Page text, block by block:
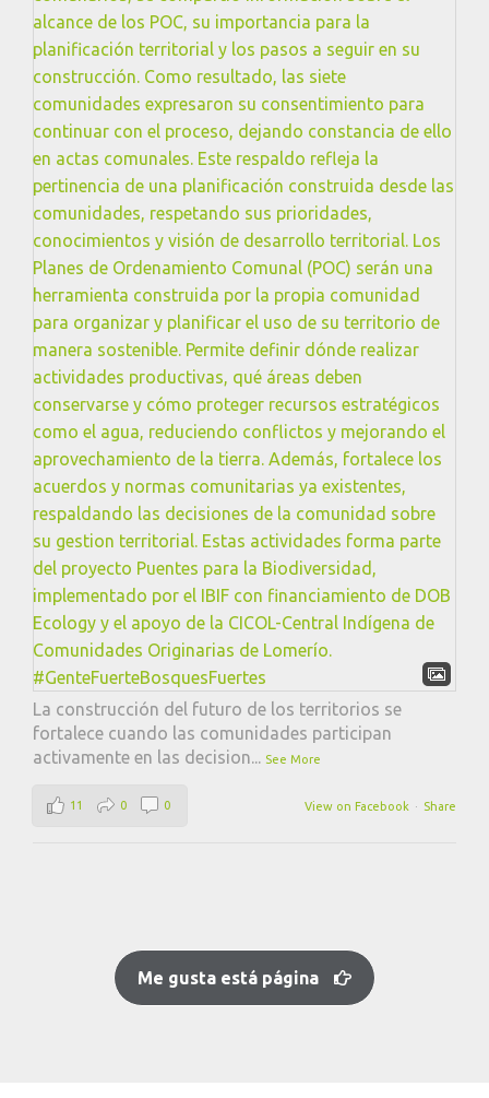
La construcción del futuro de los territorios se
fortalece cuando las comunidades participan
activamente en las decision... See More
View on Facebook · Share
11 0 0
Me gusta está página